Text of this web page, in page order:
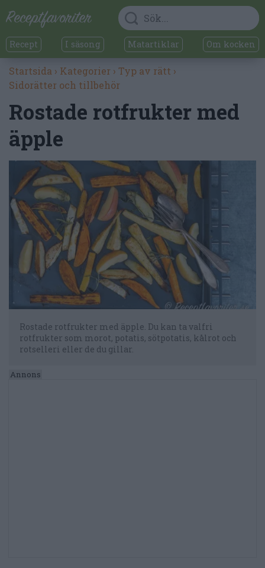
Recept I säsong Matartiklar Om kocken
Startsida › Kategorier › Typ av rätt ›
Sidorätter och tillbehör
Rostade rotfrukter med
äpple
Rostade rotfrukter med äpple. Du kan ta valfri
rotfrukter som morot, potatis, sötpotatis, kålrot och
rotselleri eller de du gillar.